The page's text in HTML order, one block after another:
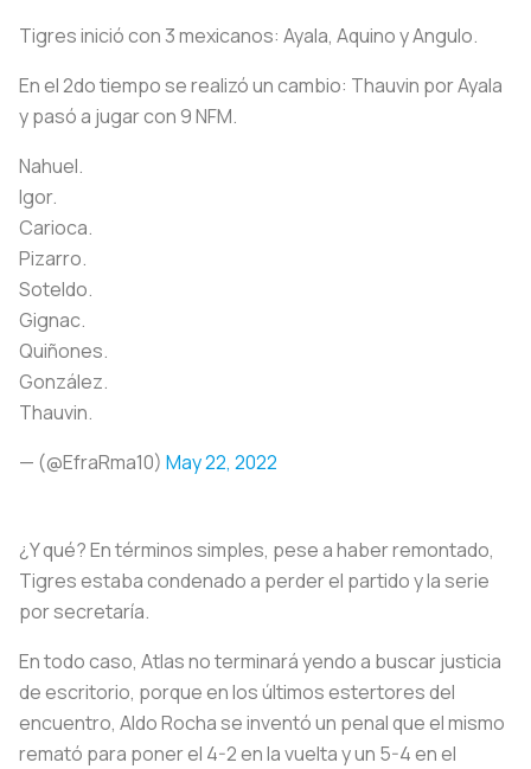
Tigres inició con 3 mexicanos: Ayala, Aquino y Angulo.
En el 2do tiempo se realizó un cambio: Thauvin por Ayala
y pasó a jugar con 9 NFM.
Nahuel.
Igor.
Carioca.
Pizarro.
Soteldo.
Gignac.
Quiñones.
González.
Thauvin.
— (@EfraRma10) May 22, 2022
¿Y qué? En términos simples, pese a haber remontado,
Tigres estaba condenado a perder el partido y la serie
por secretaría.
En todo caso, Atlas no terminará yendo a buscar justicia
de escritorio, porque en los últimos estertores del
encuentro, Aldo Rocha se inventó un penal que el mismo
remató para poner el 4-2 en la vuelta y un 5-4 en el